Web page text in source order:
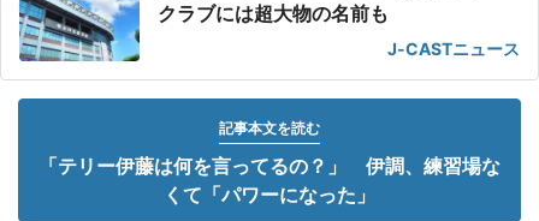
クラブには超大物の名前も
J-CASTニュース
記事本文を読む
「テリー伊藤は何を言ってるの？」 伊調、練習場な
くて「パワーになった」